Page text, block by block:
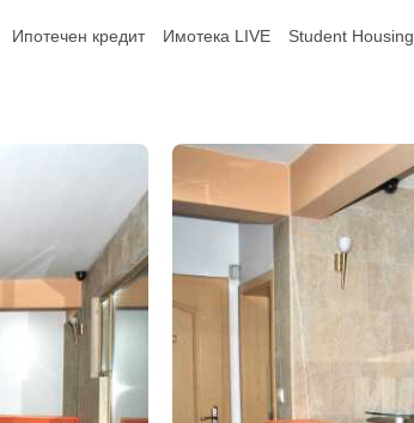
Ипотечен кредит Имотека LIVE Student Housing